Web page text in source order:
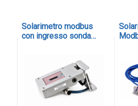
Solarimetro modbus
con ingresso sonda
Gateway
Data logger con sensore integrato
Data logger per sensore esterno